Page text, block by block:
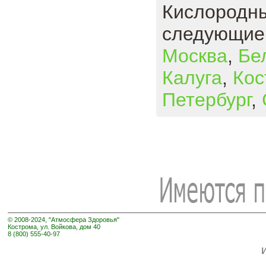
следующие
Москва,
Калуга,
Петербург,
© 2008-2024, "Атмосфера Здоровья"
Кострома, ул. Войкова, дом 40
8 (800) 555-40-97